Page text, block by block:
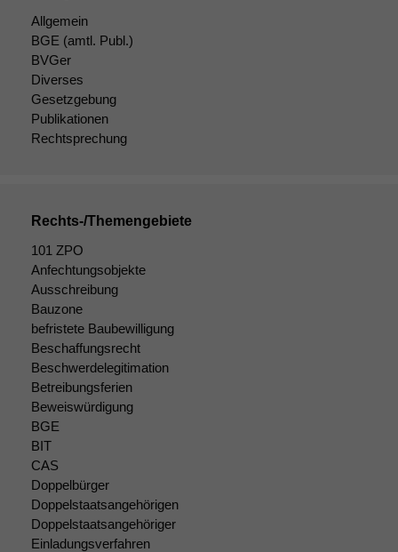
Allgemein
BGE (amtl. Publ.)
BVGer
Diverses
Gesetzgebung
Publikationen
Rechtsprechung
Rechts-/Themengebiete
101 ZPO
Anfechtungsobjekte
Ausschreibung
Bauzone
befristete Baubewilligung
Beschaffungsrecht
Beschwerdelegitimation
Betreibungsferien
Beweiswürdigung
BGE
BIT
CAS
Doppelbürger
Doppelstaatsangehörigen
Doppelstaatsangehöriger
Einladungsverfahren